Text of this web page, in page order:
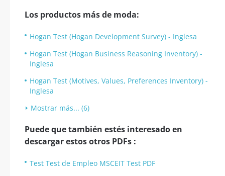
Los productos más de moda:
Hogan Test (Hogan Development Survey) - Inglesa
Hogan Test (Hogan Business Reasoning Inventory) -
Inglesa
Hogan Test (Motives, Values, Preferences Inventory) -
Inglesa
Mostrar más... (6)
Puede que también estés interesado en
descargar estos otros PDFs :
Test Test de Empleo MSCEIT Test PDF